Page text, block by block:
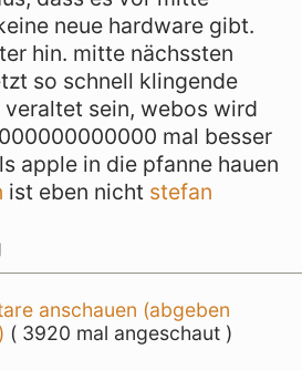
neue hardware gibt.
hin. mitte nächssten
so schnell klingende
sein, webos wird
mal besser
apple in die pfanne hauen
ist eben nicht stefan
anschauen (abgeben
( 3920 mal angeschaut )